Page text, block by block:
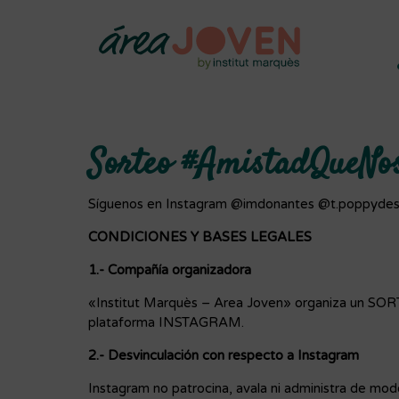
Sorteo
Síguenos en Instagram @imdonantes
CONDICIONES Y BASES LEGALES
1.- Compañía organizadora
«Institut Marquès – Area Joven» organiza un
plataforma INSTAGRAM.
2.- Desvinculación con respecto a Instagram
Instagram no patrocina, avala ni administra de